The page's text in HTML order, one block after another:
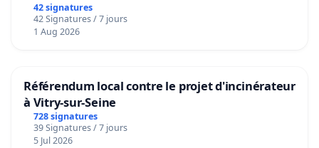
42 signatures
42 Signatures / 7 jours
1 Aug 2026
Référendum local contre le projet d'incinérateur
à Vitry-sur-Seine
728 signatures
39 Signatures / 7 jours
5 Jul 2026